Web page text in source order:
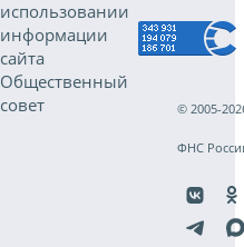
использовании
информации
сайта
Общественный
совет
© 2005-
ФНС